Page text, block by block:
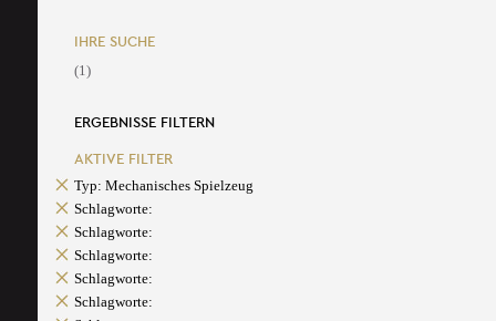
IHRE SUCHE
(1)
ERGEBNISSE FILTERN
AKTIVE FILTER
Typ: Mechanisches Spielzeug
Schlagworte:
Schlagworte:
Schlagworte:
Schlagworte:
Schlagworte: